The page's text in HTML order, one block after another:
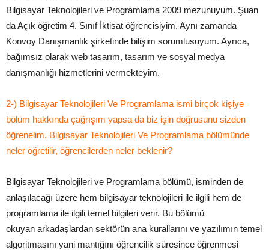
Bilgisayar Teknolojileri ve Programlama 2009 mezunuyum. Şuan
da Açık öğretim 4. Sınıf İktisat öğrencisiyim. Aynı zamanda
Konvoy Danışmanlık şirketinde bilişim sorumlusuyum. Ayrıca,
bağımsız olarak web tasarım, tasarım ve sosyal medya
danışmanlığı hizmetlerini vermekteyim.
2­-) Bilgisayar Teknolojileri Ve Programlama ismi birçok kişiye
bölüm hakkında çağrışım yapsa da biz işin doğrusunu sizden
öğrenelim. Bilgisayar Teknolojileri Ve Programlama bölümünde
neler öğretilir, öğrencilerden neler beklenir?
Bilgisayar Teknolojileri ve Programlama bölümü, isminden de
anlaşılacağı üzere hem bilgisayar teknolojileri ile ilgili hem de
programlama ile ilgili temel bilgileri verir. Bu bölümü
okuyan arkadaşlardan sektörün ana kurallarını ve yazılımın temel
algoritmasını yani mantığını öğrencilik süresince öğrenmesi